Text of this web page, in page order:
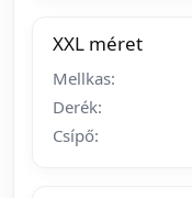
XXL méret
Mellkas:
Derék:
Csípő: